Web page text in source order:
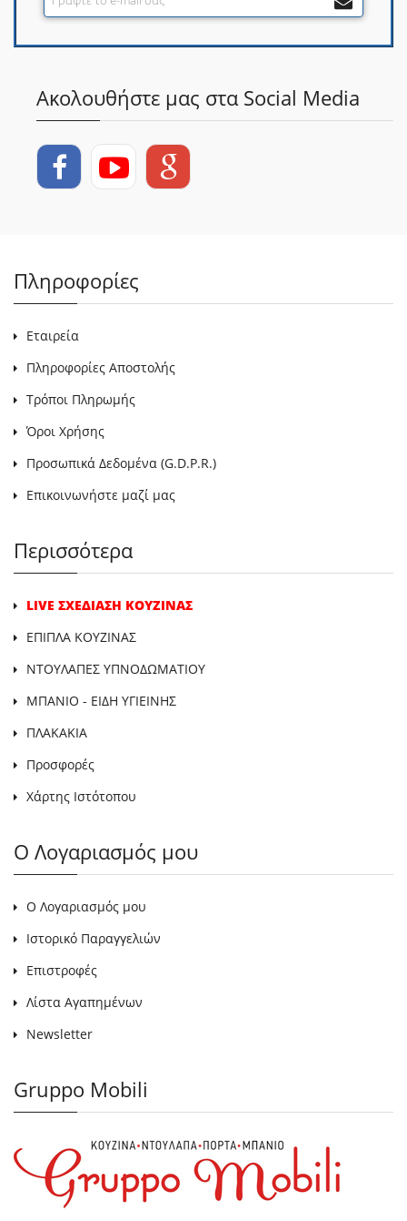
Ακολουθήστε μας στα Social Media
Πληροφορίες
Εταιρεία
Πληροφορίες Αποστολής
Τρόποι Πληρωμής
Όροι Χρήσης
Προσωπικά Δεδομένα (G.D.P.R.)
Επικοινωνήστε μαζί μας
Περισσότερα
LIVE ΣΧΕΔΙΑΣΗ ΚΟΥΖΙΝΑΣ
ΕΠΙΠΛΑ ΚΟΥΖΙΝΑΣ
ΝΤΟΥΛΑΠΕΣ ΥΠΝΟΔΩΜΑΤΙΟΥ
ΜΠΑΝΙΟ - ΕΙΔΗ ΥΓΙΕΙΝΗΣ
ΠΛΑΚΑΚΙΑ
Προσφορές
Χάρτης Ιστότοπου
Ο Λογαριασμός μου
Ο Λογαριασμός μου
Ιστορικό Παραγγελιών
Επιστροφές
Λίστα Αγαπημένων
Newsletter
Gruppo Mobili